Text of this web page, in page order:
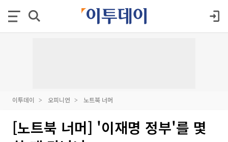
이투데이 오피니언 노트북 너머
[노트북 너머] '이재명 정부'를 몇